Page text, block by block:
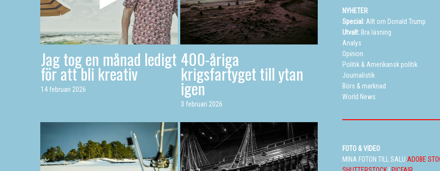
Jag tog en månad ledigt
för att bli kreativ
14 februari 2026
400-åriga
krigsfartyget till ytan
igen
3 februari 2026
NYHETER
Special:Allt om Donald Trump
Utvalt: Bra läsning
Analys
Opinion
Politik &Amerikansk politik
Journalistik
Börs & marknad
World News
FOTO & VIDEO
MINA FOTON TILL SALU ADOBE